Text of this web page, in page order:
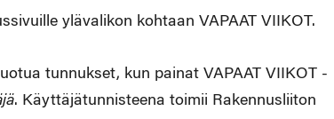
ylävalikon kohtaan VAPAAT VIIKOT.
tunnukset, kun painat VAPAAT VIIKOT -
. Käyttäjätunnisteena toimii Rakennusliiton